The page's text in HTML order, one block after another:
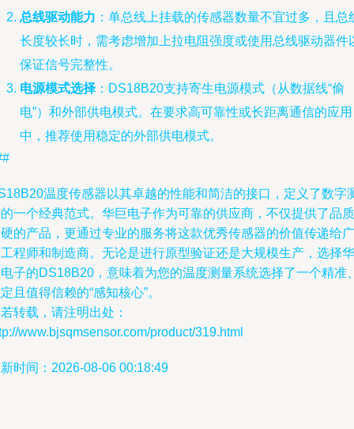
总线驱动能力 ：单总线上挂载的传感器数量不宜过多，且总
长度较长时，需考虑增加上拉电阻强度或使用总线驱动器件
保证信号完整性。
电源模式选择 ：DS18B20支持寄生电源模式（从数据线“偷
电”）和外部供电模式。在要求高可靠性或长距离通信的应用
中，推荐使用稳定的外部供电模式。
温度传感器以其卓越的性能和简洁的接口，定义了数字
一个经典范式。华巨电子作为可靠的供应商，不仅提供了品质
的产品，更通过专业的服务将这款优秀传感器的价值传递给广
程师和制造商。无论是进行原型验证还是大规模生产，选择华
子的DS18B20，意味着为您的温度测量系统选择了一个精准
且值得信赖的“感知核心”。
转载，请注明出处：
www.bjsqmsensor.com/product/319.html
时间：2026-08-06 00:18:49